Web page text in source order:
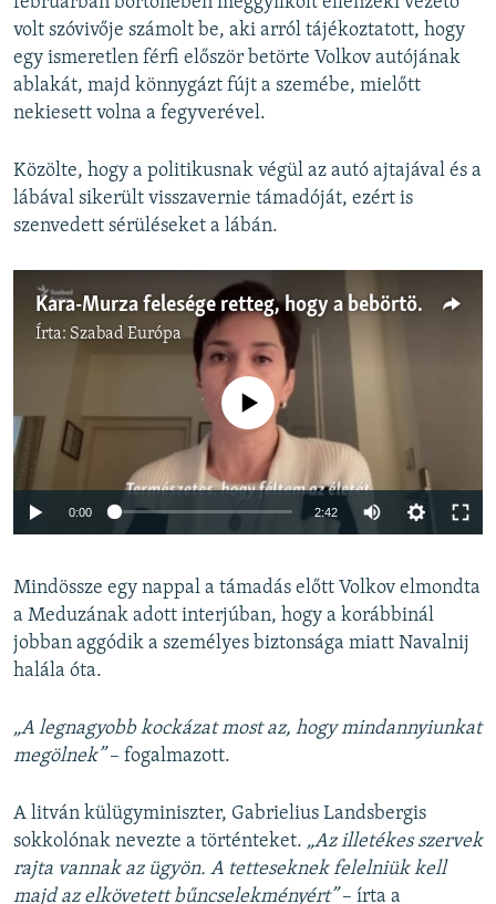
volt szóvivője számolt be, aki arról tájékoztatott, hogy
egy ismeretlen férfi először betörte Volkov autójának
ablakát, majd könnygázt fújt a szemébe, mielőtt
nekiesett volna a fegyverével.
Közölte, hogy a politikusnak végül az autó ajtajával és a
lábával sikerült visszavernie támadóját, ezért is
szenvedett sérüléseket a lábán.
Kara-Murza felesége retteg, hogy a bebörtönzött orosz ellenzéki lesz Navalnij után a következő áldozat
Írta: Szabad Európa
Auto 240p 360p 480p
Jelenleg nincs elérhető tartalom
0:00 2:42
360p
480p
Mindössze egy nappal a támadás előtt Volkov elmondta
a Meduzának adott interjúban, hogy a korábbinál
jobban aggódik a személyes biztonsága miatt Navalnij
halála óta.
„A legnagyobb kockázat most az, hogy mindannyiunkat
megölnek”– fogalmazott.
A litván külügyminiszter, Gabrielius Landsbergis
sokkolónak nevezte a történteket. „Az illetékes szervek
rajta vannak az ügyön. A tetteseknek felelniük kell
majd az elkövetett bűncselekményért”– írta a